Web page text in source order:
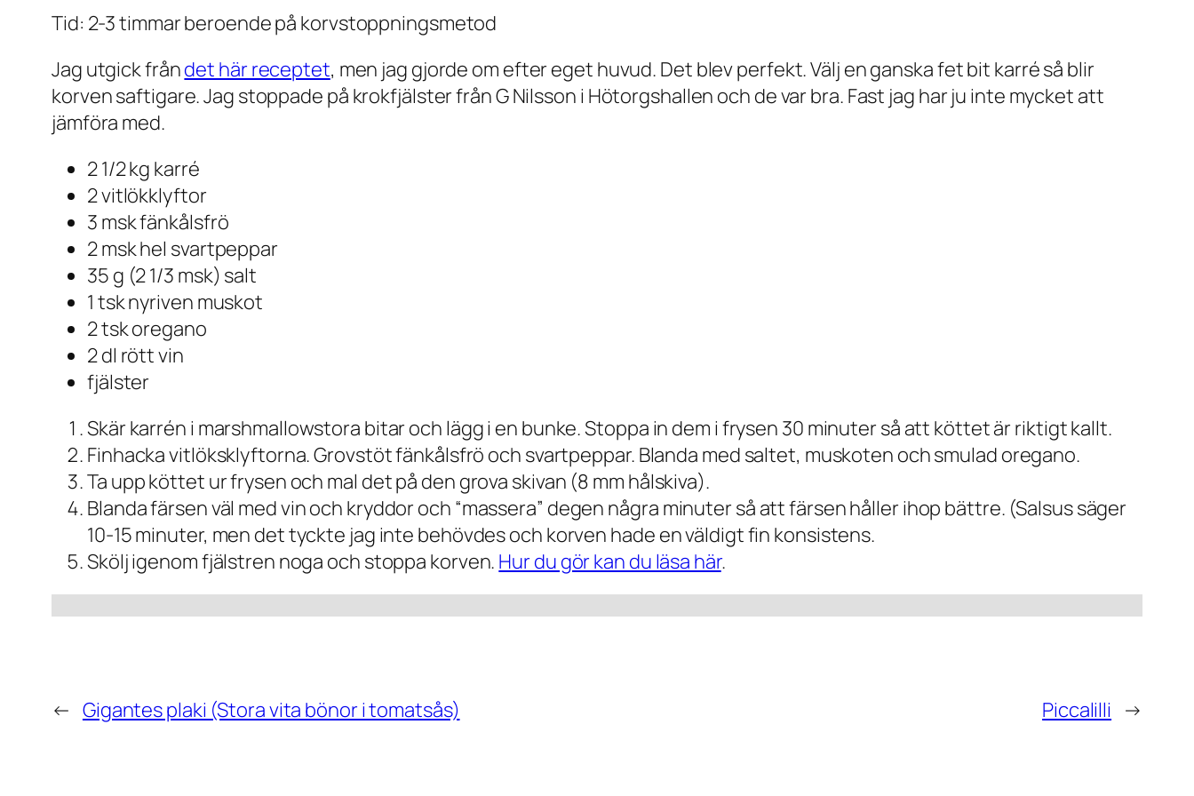
Tid: 2-3 timmar beroende på korvstoppningsmetod
Jag utgick fråndet här receptet, men jag gjorde om efter eget huvud. Det blev perfekt. Välj en ganska fet bit karré så blir
korven saftigare. Jag stoppade på krokfjälster från G Nilsson i Hötorgshallen och de var bra. Fast jag har ju inte mycket att
jämföra med.
2 1/2 kg karré
2 vitlökklyftor
3 msk fänkålsfrö
2 msk hel svartpeppar
35 g (2 1/3 msk) salt
1 tsk nyriven muskot
2 tsk oregano
2 dl rött vin
fjälster
Skär karrén i marshmallowstora bitar och lägg i en bunke. Stoppa in dem i frysen 30 minuter så att köttet är riktigt kallt.
Finhacka vitlöksklyftorna. Grovstöt fänkålsfrö och svartpeppar. Blanda med saltet, muskoten och smulad oregano.
Ta upp köttet ur frysen och mal det på den grova skivan (8 mm hålskiva).
Blanda färsen väl med vin och kryddor och “massera” degen några minuter så att färsen håller ihop bättre. (Salsus säger
10-15 minuter, men det tyckte jag inte behövdes och korven hade en väldigt fin konsistens.
Skölj igenom fjälstren noga och stoppa korven. Hur du gör kan du läsa här.
← Gigantes plaki (Stora vita bönor i tomatsås) Piccalilli →